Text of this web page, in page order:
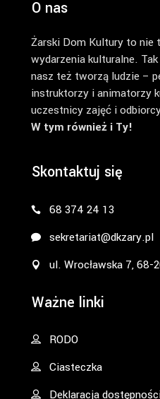
O nas
Żarski Dom Kultury to nie
wydarzenia kulturalne.
nasz też tworzą ludzie –
instruktorzy i animatorzy
uczestnicy zajęć i
W tym również i Ty!
Skontaktuj się
68 374 24 13
sekretariat@dkzary.pl
ul. Wrocławska 7, 68-
Ważne linki
RODO
Ciasteczka
Deklaracja